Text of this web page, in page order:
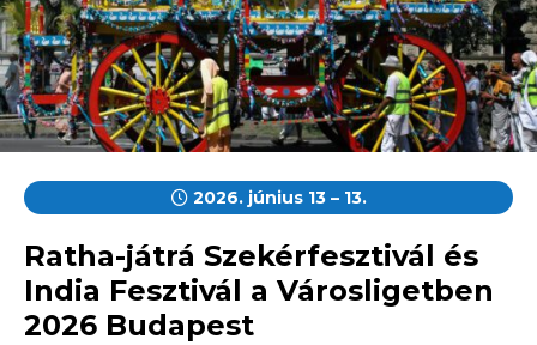
2026. június 13 – 13.
Ratha-játrá Szekérfesztivál és
India Fesztivál a Városligetben
2026 Budapest